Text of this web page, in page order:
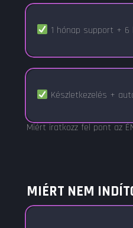
1 hónap support + 6
Készletkezelés +
Miért iratkozz fel pont az
MIÉRT NEM